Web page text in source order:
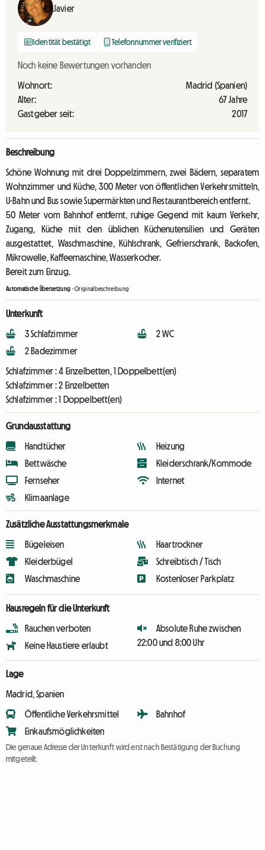
Javier
Identität bestätigt Telefonnummer verifiziert
Noch keine Bewertungen vorhanden
Wohnort:
Madrid (Spanien)
Alter:
67 Jahre
Gastgeber seit:
2017
Beschreibung
Schöne Wohnung mit drei Doppelzimmern, zwei Bädern, separatem
Wohnzimmer und Küche, 300 Meter von öffentlichen Verkehrsmitteln,
U-Bahn und Bus sowie Supermärkten und Restaurantbereich entfernt.
50 Meter vom Bahnhof entfernt, ruhige Gegend mit kaum Verkehr,
Zugang, Küche mit den üblichen Küchenutensilien und Geräten
ausgestattet, Waschmaschine, Kühlschrank, Gefrierschrank, Backofen,
Mikrowelle, Kaffeemaschine, Wasserkocher.
Bereit zum Einzug.
Automatische Übersetzung -Originalbeschreibung
Unterkunft
3 Schlafzimmer
2 Badezimmer
2 WC
Schlafzimmer :4 Einzelbetten, 1 Doppelbett(en)
Schlafzimmer :2 Einzelbetten
Schlafzimmer :1 Doppelbett(en)
Grundausstattung
Handtücher
Bettwäsche
Fernseher
Klimaanlage
Heizung
Kleiderschrank/Kommode
Internet
Zusätzliche Ausstattungsmerkmale
Bügeleisen
Kleiderbügel
Waschmaschine
Haartrockner
Schreibtisch / Tisch
Kostenloser Parkplatz
Hausregeln für die Unterkunft
Rauchen verboten
Keine Haustiere erlaubt
Absolute Ruhe zwischen
22:00 und 8:00 Uhr
Lage
Madrid, Spanien
Öffentliche Verkehrsmittel
Einkaufsmöglichkeiten
Bahnhof
Die genaue Adresse der Unterkunft wird erst nach Bestätigung der Buchung
mitgeteilt.